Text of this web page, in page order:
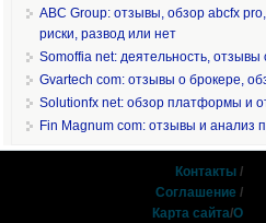
ABC Group: отзывы, обзор abcfx
риски, развод или нет
Somoffia net: деятельность, отзывы
Gvartech com: отзывы о брокере,
Solutionfx net: обзор платформы и
Fin Magnum com: отзывы и анализ
Контакты /
Соглашение /
Карта сайта/О